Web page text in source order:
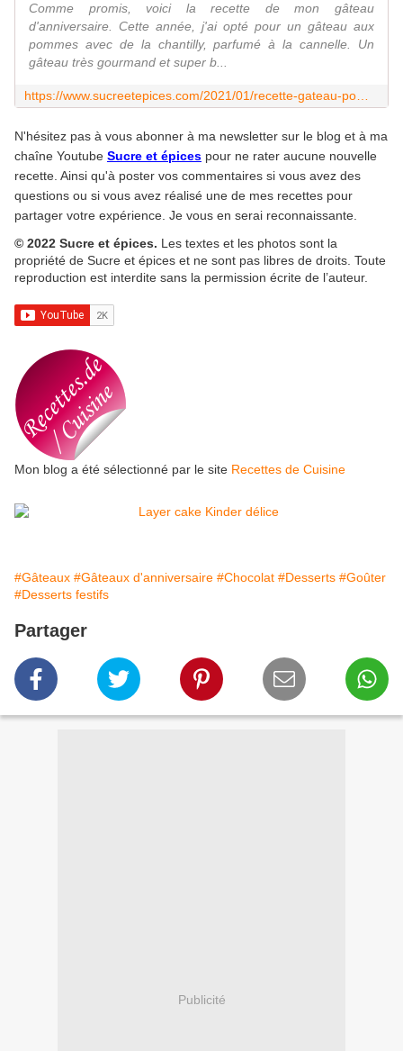
Comme promis, voici la recette de mon gâteau
d'anniversaire. Cette année, j'ai opté pour un gâteau aux
pommes avec de la chantilly, parfumé à la cannelle. Un
gâteau très gourmand et super b...
N'hésitez pas à vous abonner à ma newsletter sur le blog et à ma
chaîne Youtube Sucre et épices pour ne rater aucune nouvelle
recette. Ainsi qu'à poster vos commentaires si vous avez des
questions ou si vous avez réalisé une de mes recettes pour
partager votre expérience. Je vous en serai reconnaissante.
© 2022 Sucre et épices. Les textes et les photos sont la
propriété de Sucre et épices et ne sont pas libres de droits. Toute
reproduction est interdite sans la permission écrite de l’auteur.
Mon blog a été sélectionné par le site Recettes de Cuisine
#Gâteaux #Gâteaux d'anniversaire #Chocolat #Desserts #Goûter
#Desserts festifs
Partager
Publicité